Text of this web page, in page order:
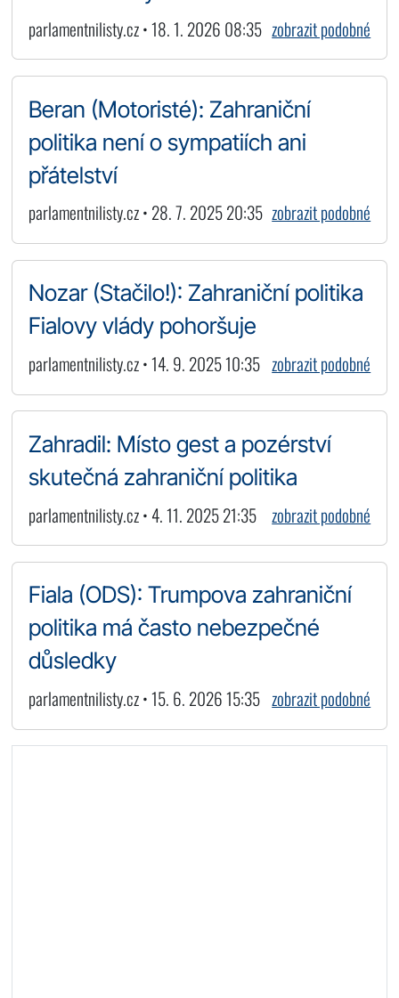
parlamentnilisty.cz • 18. 1. 2026 08:35 zobrazit podobné
Beran (Motoristé): Zahraniční
politika není o sympatiích ani
přátelství
parlamentnilisty.cz • 28. 7. 2025 20:35 zobrazit podobné
Nozar (Stačilo!): Zahraniční politika
Fialovy vlády pohoršuje
parlamentnilisty.cz • 14. 9. 2025 10:35 zobrazit podobné
Zahradil: Místo gest a pozérství
skutečná zahraniční politika
parlamentnilisty.cz • 4. 11. 2025 21:35 zobrazit podobné
Fiala (ODS): Trumpova zahraniční
politika má často nebezpečné
důsledky
parlamentnilisty.cz • 15. 6. 2026 15:35 zobrazit podobné